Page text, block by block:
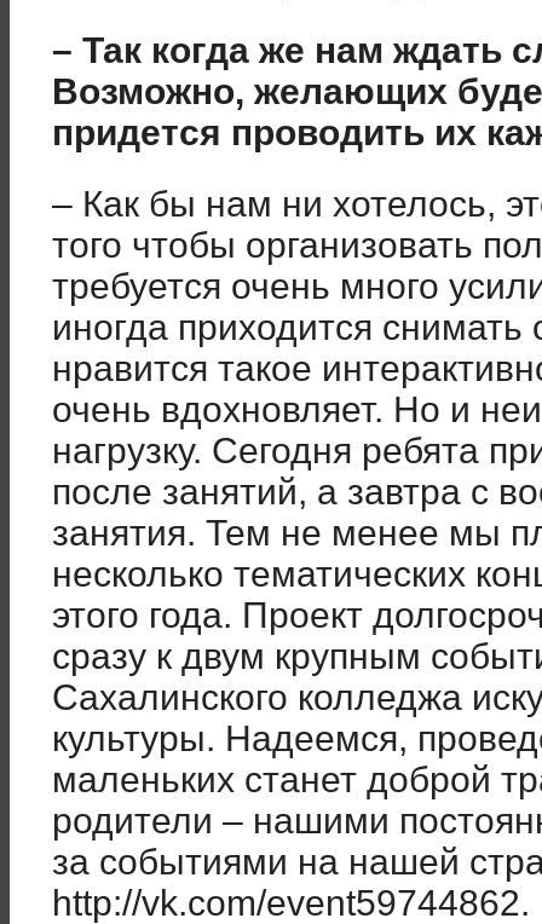
– Так когда же нам ждать
Возможно, желающих
придется проводить их
– Как бы нам ни хотелось,
того чтобы организовать
требуется очень много
иногда приходится
нравится такое
очень вдохновляет. Но и
нагрузку. Сегодня ребята
после занятий, а завтра с
занятия. Тем не менее мы
несколько тематических
этого года. Проект
сразу к двум крупным
Сахалинского колледжа
культуры. Надеемся,
маленьких станет доброй
родители – нашими
за событиями на нашей
http://vk.com/event59744862.